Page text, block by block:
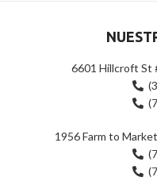
6601 Hillcroft St
1956 Farm to